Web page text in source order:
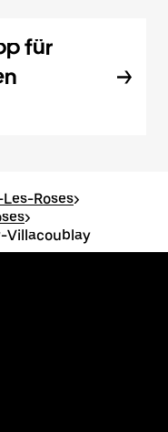
für
Roses>
>
Villacoublay